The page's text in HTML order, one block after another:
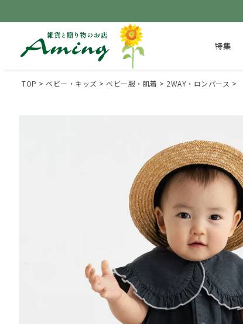
特集
TOP ベビー・キッズ ベビー服・肌着 2WAY・ロンパース